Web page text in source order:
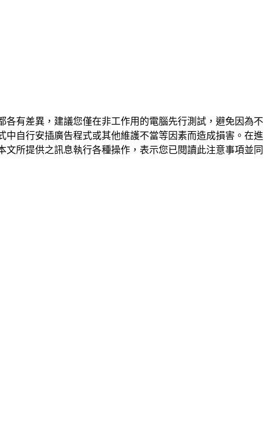
有差異，建議您僅在非工作用的電腦先行測試，避免因為不
自行安插廣告程式或其他維護不當等因素而造成損害。在進
所提供之訊息執行各種操作，表示您已閱讀此注意事項並同